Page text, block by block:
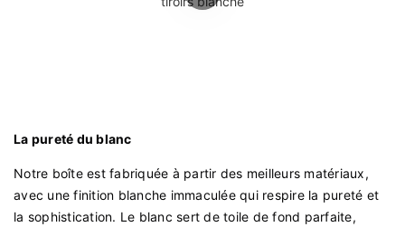
La pureté du blanc
Notre boîte est fabriquée à partir des meilleurs matériaux,
avec une finition blanche immaculée qui respire la pureté et
la sophistication. Le blanc sert de toile de fond parfaite,